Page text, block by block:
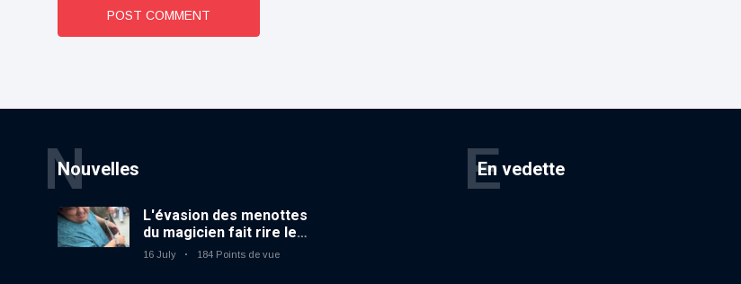
POST COMMENT
Nouvelles
N
L'évasion des menottes
du magicien fait rire le
public
16 July 184 Points de vue
En vedette
E